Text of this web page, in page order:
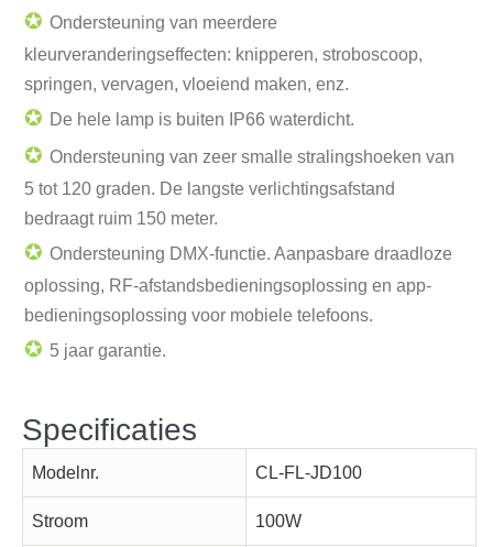
✪ Ondersteuning van meerdere
kleurveranderingseffecten: knipperen, stroboscoop,
springen, vervagen, vloeiend maken, enz.
✪ De hele lamp is buiten IP66 waterdicht.
✪ Ondersteuning van zeer smalle stralingshoeken van
5 tot 120 graden. De langste verlichtingsafstand
bedraagt ruim 150 meter.
✪ Ondersteuning DMX-functie. Aanpasbare draadloze
oplossing, RF-afstandsbedieningsoplossing en app-
bedieningsoplossing voor mobiele telefoons.
✪ 5 jaar garantie.
Specificaties
Modelnr. CL-FL-JD100
Stroom 100W